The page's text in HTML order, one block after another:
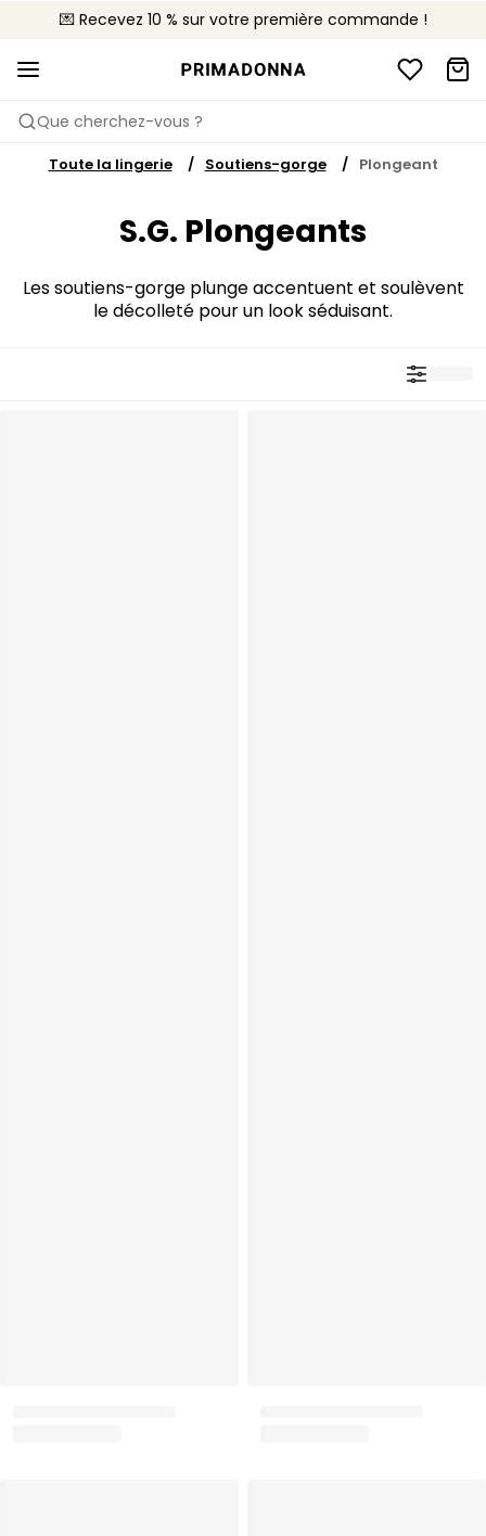
💌 Recevez 10 % sur votre première commande !
🚚 Livraison gratuite à partir de 90€
📦 Retours gratuits
Que cherchez-vous ?
Toute la lingerie Soutiens-gorge Plongeant
S.G. Plongeants
Les soutiens-gorge plunge accentuent et soulèvent
le décolleté pour un look séduisant.